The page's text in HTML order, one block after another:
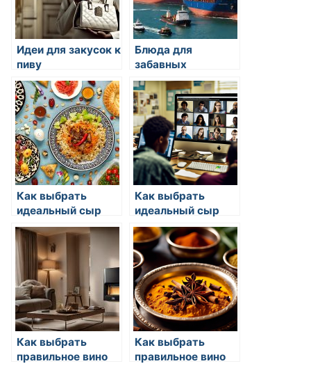
Идеи для закусок к
пиву
Блюда для
забавных
вечеринок
Как выбрать
идеальный сыр
для блюда
Как выбрать
идеальный сыр
для блюда
Как выбрать
правильное вино
Как выбрать
правильное вино